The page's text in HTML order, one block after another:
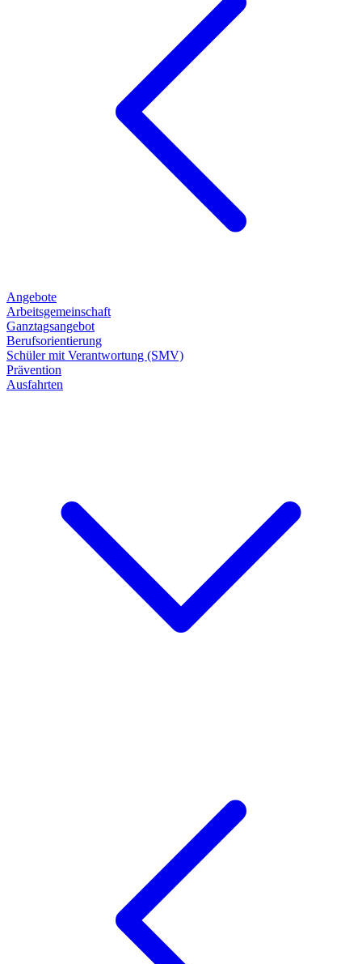
Angebote
Arbeitsgemeinschaft
Ganztagsangebot
Berufsorientierung
Schüler mit Verantwortung (SMV)
Prävention
Ausfahrten